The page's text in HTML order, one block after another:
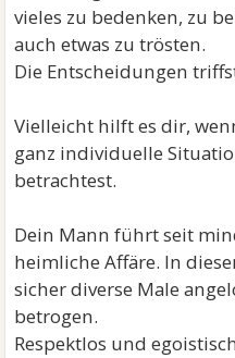
vieles zu bedenken, zu
auch etwas zu trösten.
Die Entscheidungen
Vielleicht hilft es dir,
ganz individuelle
betrachtest.
Dein Mann führt seit
heimliche Affäre. In
sicher diverse Male
betrogen.
Respektlos und